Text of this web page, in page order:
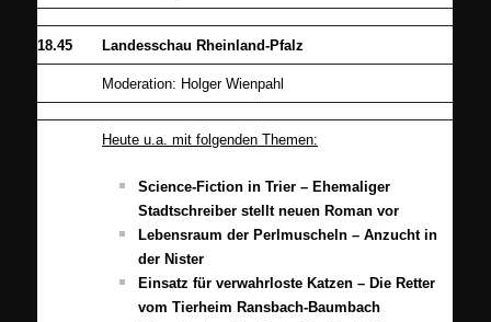
18.45 Landesschau Rheinland-Pfalz
Moderation: Holger Wienpahl
Heute u.a. mit folgenden Themen:
Science-Fiction in Trier – Ehemaliger
Stadtschreiber stellt neuen Roman vor
Lebensraum der Perlmuscheln – Anzucht in
der Nister
Einsatz für verwahrloste Katzen – Die Retter
vom Tierheim Ransbach-Baumbach